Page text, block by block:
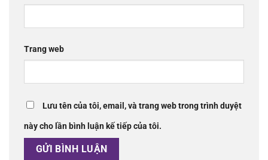
Trang web
Lưu tên của tôi, email, và trang web trong trình duyệt
này cho lần bình luận kế tiếp của tôi.